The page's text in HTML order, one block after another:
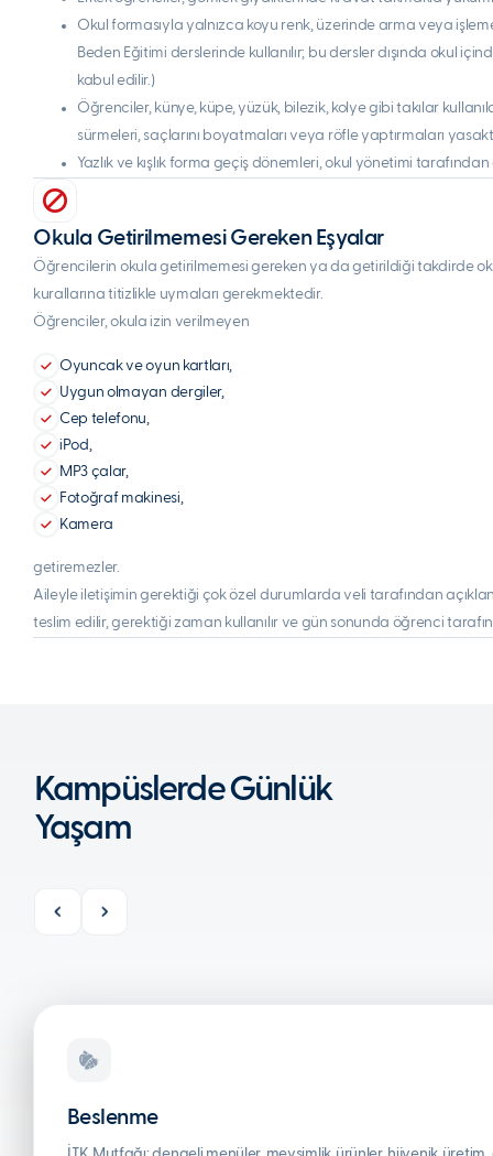
Okul formasıyla yalnızca koyu renk, üzerinde arma veya
Beden Eğitimi derslerinde kullanılır; bu dersler dışında okul
kabul edilir.)
Öğrenciler, künye, küpe, yüzük, bilezik, kolye gibi takılar
sürmeleri, saçlarını boyatmaları veya röfle yaptırmaları
Yazlık ve kışlık forma geçiş dönemleri, okul yönetimi
Okula Getirilmemesi Gereken Eşyalar
Öğrencilerin okula getirilmemesi gereken ya da getirildiği takdirde
kurallarına titizlikle uymaları gerekmektedir.
Öğrenciler, okula izin verilmeyen
Oyuncak ve oyun kartları,
Uygun olmayan dergiler,
Cep telefonu,
iPod,
MP3 çalar,
Fotoğraf makinesi,
Kamera
getiremezler.
Aileyle iletişimin gerektiği çok özel durumlarda veli tarafından
teslim edilir, gerektiği zaman kullanılır ve gün sonunda öğrenci
Kampüslerde Günlük
Yaşam
Beslenme